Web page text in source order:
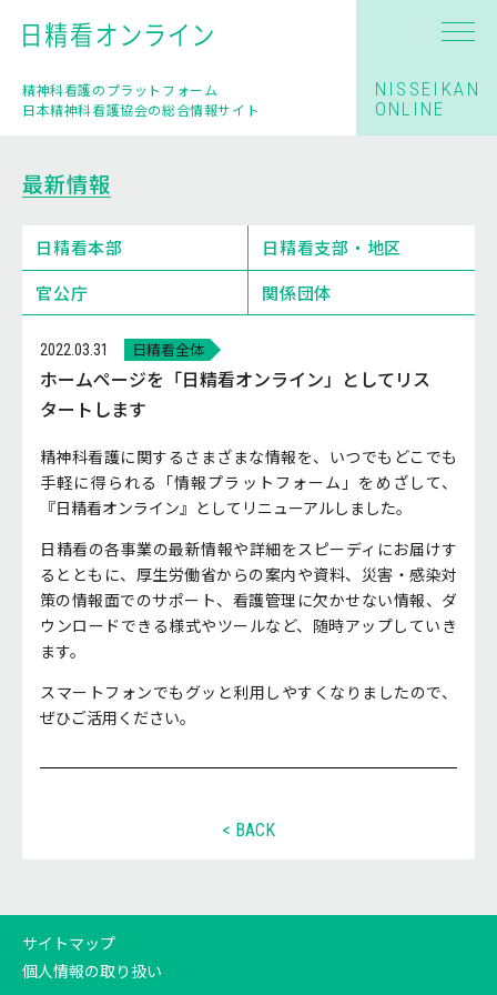
精神科看護のプラットフォーム
日本精神科看護協会の総合情報サイト
NISSEIKAN
ONLINE
最新情報
日精看本部
日精看支部・地区
官公庁
関係団体
2022.03.31 日精看全体
ホームページを「日精看オンライン」としてリス
タートします
精神科看護に関するさまざまな情報を、いつでもどこでも
手軽に得られる「情報プラットフォーム」をめざして、
『日精看オンライン』としてリニューアルしました。
日精看の各事業の最新情報や詳細をスピーディにお届けす
るとともに、厚生労働省からの案内や資料、災害・感染対
策の情報面でのサポート、看護管理に欠かせない情報、ダ
ウンロードできる様式やツールなど、随時アップしていき
ます。
スマートフォンでもグッと利用しやすくなりましたので、
ぜひご活用ください。
< BACK
サイトマップ
個人情報の取り扱い